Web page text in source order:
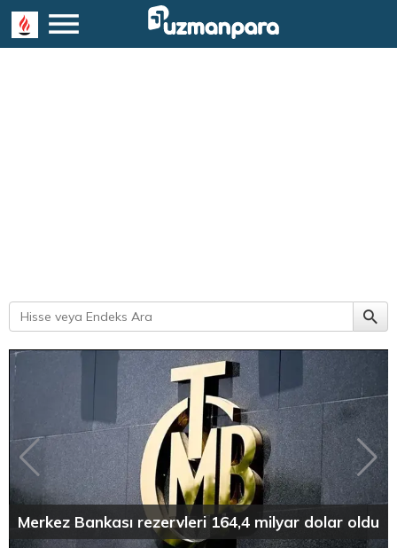
Merkez Bankası rezervleri 164,4 milyar dolar oldu